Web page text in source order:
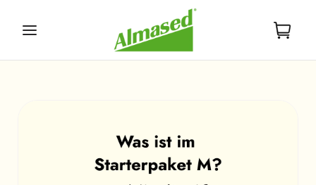
Inhalt
Warenkorb